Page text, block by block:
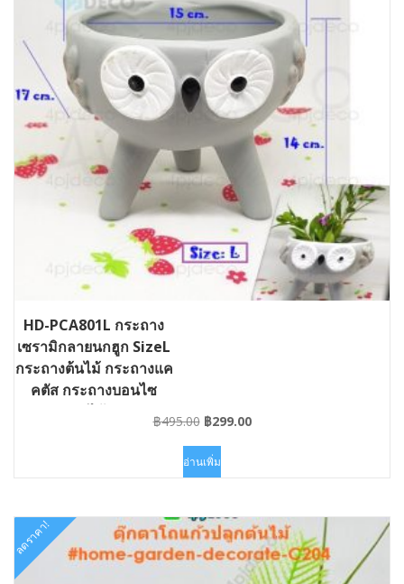
HD-PCA801L กระถาง
เซรามิกลายนกฮูก SizeL
กระถางต้นไม้ กระถางแค
คตัส กระถางบอนไซ
฿495.00 Original
was:
฿495.00.
฿299.00Current
อ่านเพิ่ม
ลดราคา!